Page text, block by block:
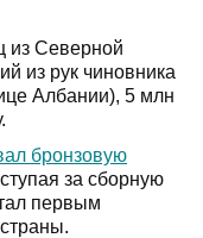
из Северной
из рук чиновника
Албании), 5 млн
бронзовую
за сборную
первым